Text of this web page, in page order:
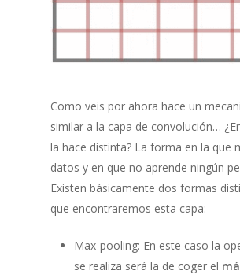
Como veis por ahora hace un
similar a la capa de convolución…
la hace distinta? La forma en la que
datos y en que no aprende ningún
Existen básicamente dos formas
que encontraremos esta capa:
Max-pooling: En este caso la
se realiza será la de coger el